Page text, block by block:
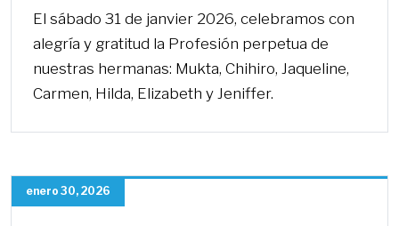
El sábado 31 de janvier 2026, celebramos con
alegría y gratitud la Profesión perpetua de
nuestras hermanas: Mukta, Chihiro, Jaqueline,
Carmen, Hilda, Elizabeth y Jeniffer.
enero 30, 2026